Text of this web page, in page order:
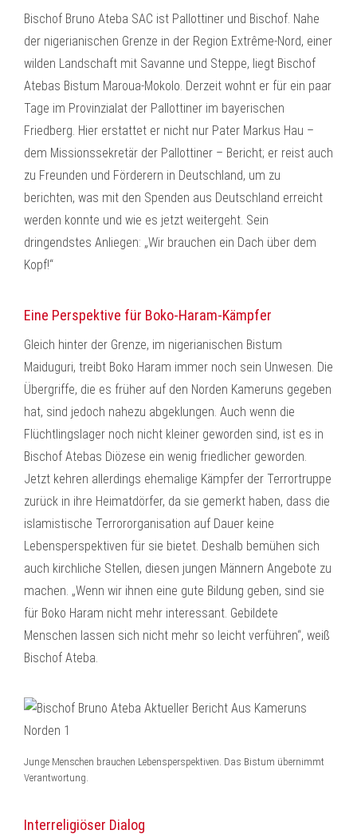
Bischof Bruno Ateba SAC ist Pallottiner und Bischof. Nahe
der nigerianischen Grenze in der Region Extrême-Nord, einer
wilden Landschaft mit Savanne und Steppe, liegt Bischof
Atebas Bistum Maroua-Mokolo. Derzeit wohnt er für ein paar
Tage im Provinzialat der Pallottiner im bayerischen
Friedberg. Hier erstattet er nicht nur Pater Markus Hau –
dem Missionssekretär der Pallottiner – Bericht; er reist auch
zu Freunden und Förderern in Deutschland, um zu
berichten, was mit den Spenden aus Deutschland erreicht
werden konnte und wie es jetzt weitergeht. Sein
dringendstes Anliegen: „Wir brauchen ein Dach über dem
Kopf!“
Eine Perspektive für Boko-Haram-Kämpfer
Gleich hinter der Grenze, im nigerianischen Bistum
Maiduguri, treibt Boko Haram immer noch sein Unwesen. Die
Übergriffe, die es früher auf den Norden Kameruns gegeben
hat, sind jedoch nahezu abgeklungen. Auch wenn die
Flüchtlingslager noch nicht kleiner geworden sind, ist es in
Bischof Atebas Diözese ein wenig friedlicher geworden.
Jetzt kehren allerdings ehemalige Kämpfer der Terrortruppe
zurück in ihre Heimatdörfer, da sie gemerkt haben, dass die
islamistische Terrororganisation auf Dauer keine
Lebensperspektiven für sie bietet. Deshalb bemühen sich
auch kirchliche Stellen, diesen jungen Männern Angebote zu
machen. „Wenn wir ihnen eine gute Bildung geben, sind sie
für Boko Haram nicht mehr interessant. Gebildete
Menschen lassen sich nicht mehr so leicht verführen“, weiß
Bischof Ateba.
Junge Menschen brauchen Lebensperspektiven. Das Bistum übernimmt
Verantwortung.
Interreligiöser Dialog